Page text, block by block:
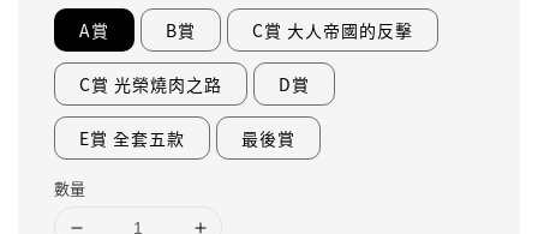
A賞 B賞 C賞 大人帝國的反擊
C賞 光榮燒肉之路 D賞
E賞 全套五款 最後賞
數量